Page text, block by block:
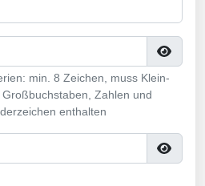
min. 8 Zeichen, muss Klein-
Großbuchstaben, Zahlen und
enthalten